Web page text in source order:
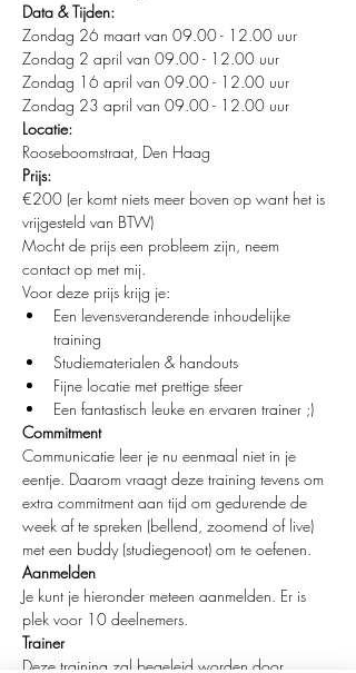
Data & Tijden:
Zondag 26 maart van 09.00 - 12.00 uur
Zondag 2 april van 09.00 - 12.00 uur
Zondag 16 april van 09.00 - 12.00 uur
Zondag 23 april van 09.00 - 12.00 uur
Locatie:
Rooseboomstraat, Den Haag
Prijs:
€200 (er komt niets meer boven op want het is
vrijgesteld van BTW)
Mocht de prijs een probleem zijn, neem
contact op met mij.
Voor deze prijs krijg je:
Een levensveranderende inhoudelijke
training
Studiematerialen & handouts
Fijne locatie met prettige sfeer
Een fantastisch leuke en ervaren trainer ;)
Commitment
Communicatie leer je nu eenmaal niet in je
eentje. Daarom vraagt deze training tevens om
extra commitment aan tijd om gedurende de
week af te spreken (bellend, zoomend of live)
met een buddy (studiegenoot) om te oefenen.
Aanmelden
Je kunt je hieronder meteen aanmelden. Er is
plek voor 10 deelnemers.
Trainer
Deze training zal begeleid worden door